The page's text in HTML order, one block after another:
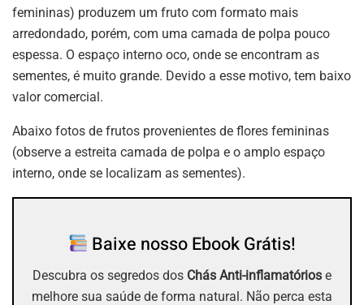
femininas) produzem um fruto com formato mais
arredondado, porém, com uma camada de polpa pouco
espessa. O espaço interno oco, onde se encontram as
sementes, é muito grande. Devido a esse motivo, tem baixo
valor comercial.
Abaixo fotos de frutos provenientes de flores femininas
(observe a estreita camada de polpa e o amplo espaço
interno, onde se localizam as sementes).
Baixe nosso Ebook Grátis!
Descubra os segredos dos Chás Anti-inflamatórios e
melhore sua saúde de forma natural. Não perca esta